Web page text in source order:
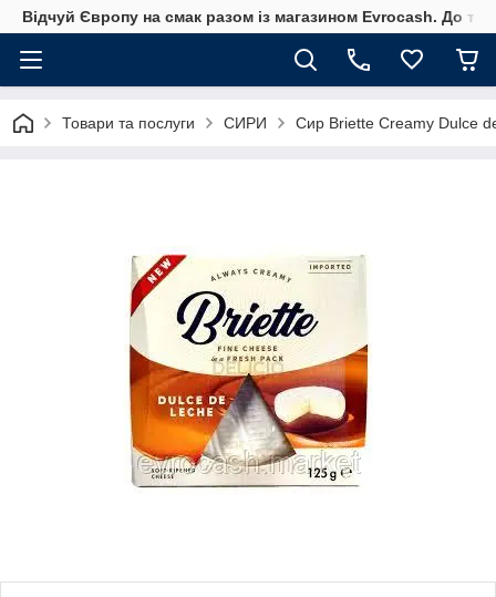
Відчуй Європу на смак разом із магазином Evrocash. До
Товари та послуги СИРИ Сир Briette Creamy Dulce